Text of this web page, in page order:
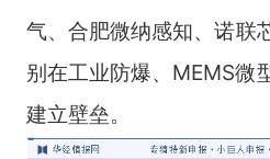
气、合肥微纳感知、诺联
别在工业防爆、MEMS微
建立壁垒。